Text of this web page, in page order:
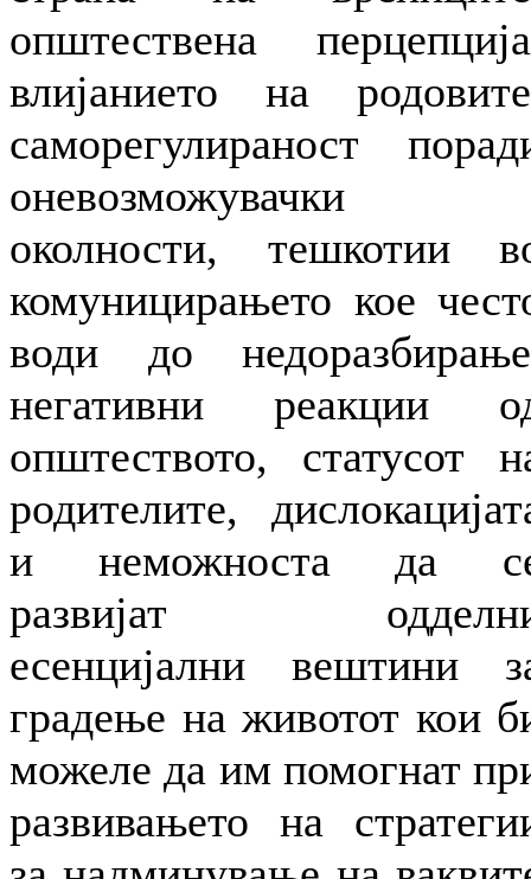
општествена
влијанието на
саморегулираност
оневозможувачки
околности, тешкотии
комуницирањето кое
води до
негативни реакции
општеството, статусот
родителите,
и неможноста да
развијат
есенцијални вештини
градење на животот кои
можеле да им помогнат
развивањето на